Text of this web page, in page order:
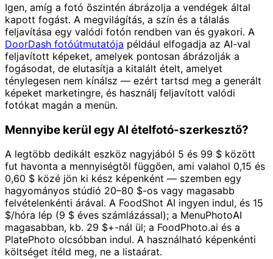
Igen, amíg a fotó őszintén ábrázolja a vendégek által
kapott fogást. A megvilágítás, a szín és a tálalás
feljavítása egy valódi fotón rendben van és gyakori. A
DoorDash fotóútmutatója például elfogadja az AI-val
feljavított képeket, amelyek pontosan ábrázolják a
fogásodat, de elutasítja a kitalált ételt, amelyet
ténylegesen nem kínálsz — ezért tartsd meg a generált
képeket marketingre, és használj feljavított valódi
fotókat magán a menün.
Mennyibe kerül egy AI ételfotó-szerkesztő?
A legtöbb dedikált eszköz nagyjából 5 és 99 $ között
fut havonta a mennyiségtől függően, ami valahol 0,15 és
0,60 $ közé jön ki kész képenként — szemben egy
hagyományos stúdió 20–80 $-os vagy magasabb
felvételenkénti árával. A FoodShot AI ingyen indul, és 15
$/hóra lép (9 $ éves számlázással); a MenuPhotoAI
magasabban, kb. 29 $+-nál ül; a FoodPhoto.ai és a
PlatePhoto olcsóbban indul. A használható képenkénti
költséget ítéld meg, ne a listaárat.